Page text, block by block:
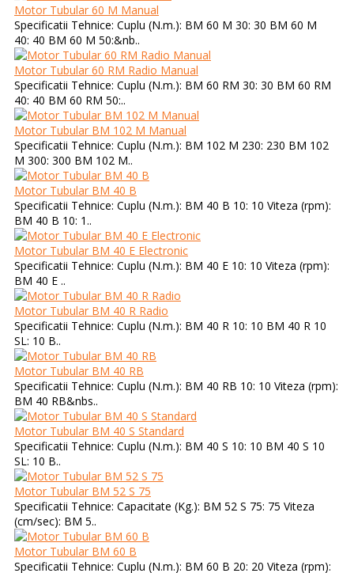
Motor Tubular 60 M Manual
Specificatii Tehnice: Cuplu (N.m.): BM 60 M 30: 30 BM 60 M
40: 40 BM 60 M 50:&nb..
Motor Tubular 60 RM Radio Manual
Specificatii Tehnice: Cuplu (N.m.): BM 60 RM 30: 30 BM 60 RM
40: 40 BM 60 RM 50:..
Motor Tubular BM 102 M Manual
Specificatii Tehnice: Cuplu (N.m.): BM 102 M 230: 230 BM 102
M 300: 300 BM 102 M..
Motor Tubular BM 40 B
Specificatii Tehnice: Cuplu (N.m.): BM 40 B 10: 10 Viteza (rpm):
BM 40 B 10: 1..
Motor Tubular BM 40 E Electronic
Specificatii Tehnice: Cuplu (N.m.): BM 40 E 10: 10 Viteza (rpm):
BM 40 E ..
Motor Tubular BM 40 R Radio
Specificatii Tehnice: Cuplu (N.m.): BM 40 R 10: 10 BM 40 R 10
SL: 10 B..
Motor Tubular BM 40 RB
Specificatii Tehnice: Cuplu (N.m.): BM 40 RB 10: 10 Viteza (rpm):
BM 40 RB&nbs..
Motor Tubular BM 40 S Standard
Specificatii Tehnice: Cuplu (N.m.): BM 40 S 10: 10 BM 40 S 10
SL: 10 B..
Motor Tubular BM 52 S 75
Specificatii Tehnice: Capacitate (Kg.): BM 52 S 75: 75 Viteza
(cm/sec): BM 5..
Motor Tubular BM 60 B
Specificatii Tehnice: Cuplu (N.m.): BM 60 B 20: 20 Viteza (rpm):